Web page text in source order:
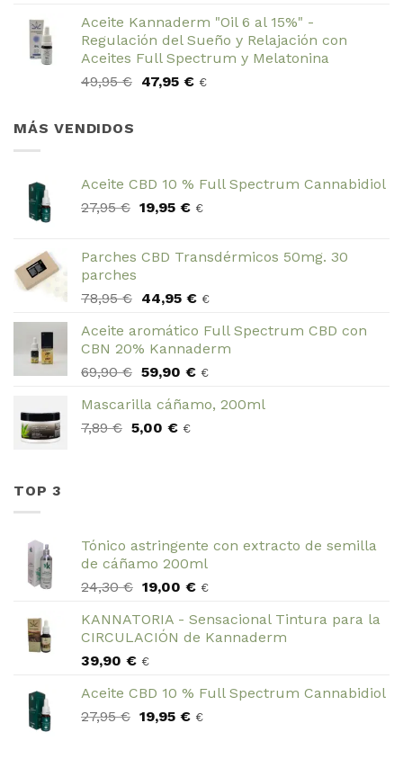
Aceite Kannaderm "Oil 6 al 15%" -
Regulación del Sueño y Relajación con
Aceites Full Spectrum y Melatonina
49,95€ El
47,95 €El
€
MÁS VENDIDOS
Aceite CBD 10 % Full Spectrum Cannabidiol
27,95€ El
era:
19,95 €El
es:
€
Parches CBD Transdérmicos 50mg. 30
parches
78,95€ El
original
era:
78,95 €.
44,95 €El
actual
es:
44,95 €.
€
Aceite aromático Full Spectrum CBD con
CBN 20% Kannaderm
69,90€ El
original
era:
59,90 €El
actual
€
Mascarilla cáñamo, 200ml
7,89€ El
5,00 €El
€
TOP 3
Tónico astringente con extracto de semilla
de cáñamo 200ml
24,30€ El
original
era:
24,30 €.
19,00 €El
actual
es:
€
KANNATORIA - Sensacional Tintura para la
CIRCULACIÓN de Kannaderm
39,90 € €
Aceite CBD 10 % Full Spectrum Cannabidiol
27,95€ El
19,95 €El
€